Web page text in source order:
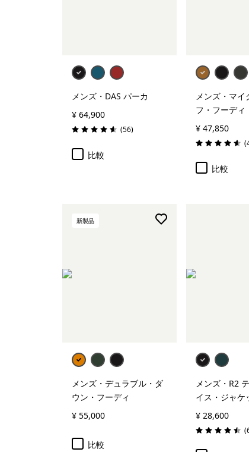
メンズ・DAS パーカ
¥ 64,900
評価: 4.6 / 5 (56レビュー
)
比較
メンズ・マイ
フ・フーディ
¥ 47,850
評価: 4.6 / 5
比較
新製品
メンズ・デュラブル・ダ
ウン・フーディ
¥ 55,000
比較
メンズ・R2
イス・ジャケ
¥ 28,600
評価: 4.5 / 5